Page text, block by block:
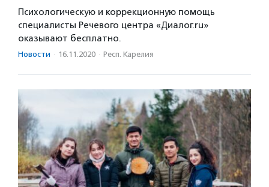
Психологическую и коррекционную помощь
специалисты Речевого центра «Диалог.ru»
оказывают бесплатно.
Новости · 16.11.2020 · Респ. Карелия